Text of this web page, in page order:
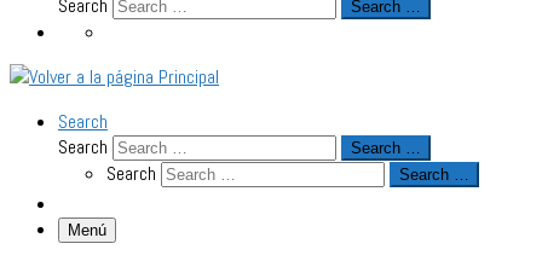
Search
Search …
Search
Search
Search …
Search Search …
Menú